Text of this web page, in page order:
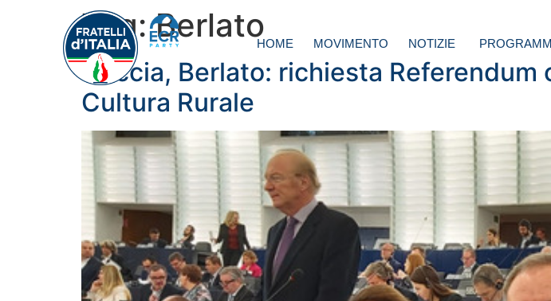
HOME MOVIMENTO NOTIZIE
Tag:Berlato
Caccia, Berlato: richiesta
Cultura Rurale